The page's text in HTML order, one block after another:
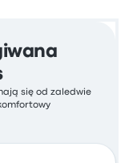
się od zaledwie